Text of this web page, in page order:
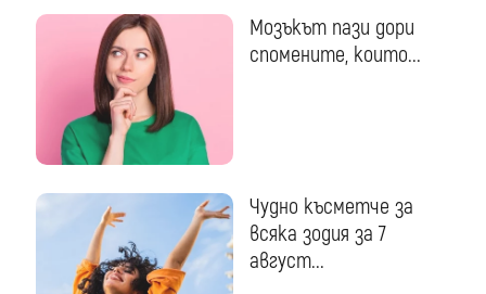
Мозъкът пази дори
спомените, които...
Чудно късметче за
всяка зодия за 7
август...